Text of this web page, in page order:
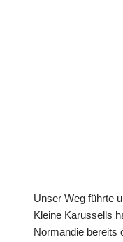
Unser Weg führte
Kleine Karussells
Normandie bereits